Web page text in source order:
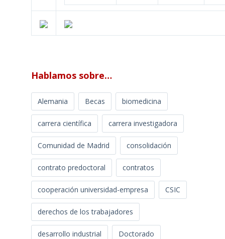
Hablamos sobre…
Alemania Becas biomedicina
carrera científica carrera investigadora
Comunidad de Madrid consolidación
contrato predoctoral contratos
cooperación universidad-empresa CSIC
derechos de los trabajadores
desarrollo industrial Doctorado